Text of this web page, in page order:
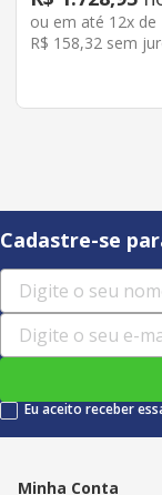
ou em até 12x de
R$ 158,32 sem
Cadastre-se
Eu aceito receber
Minha Conta